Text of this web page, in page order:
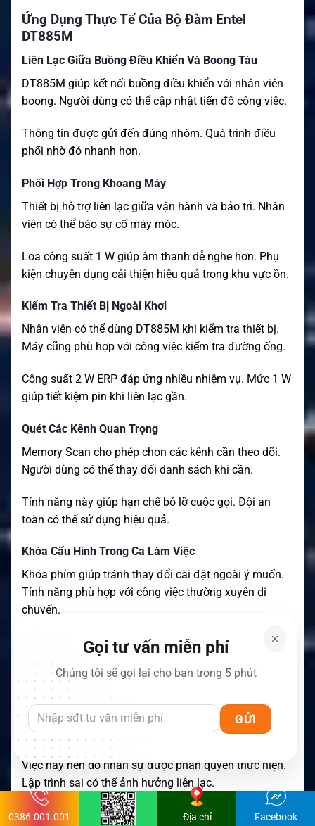
Ứng Dụng Thực Tế Của Bộ Đàm Entel
DT885M
Liên Lạc Giữa Buồng Điều Khiển Và Boong Tàu
DT885M giúp kết nối buồng điều khiển với nhân viên
boong. Người dùng có thể cập nhật tiến độ công việc.
Thông tin được gửi đến đúng nhóm. Quá trình điều
phối nhờ đó nhanh hơn.
Phối Hợp Trong Khoang Máy
Thiết bị hỗ trợ liên lạc giữa vận hành và bảo trì. Nhân
viên có thể báo sự cố máy móc.
Loa công suất 1 W giúp âm thanh dễ nghe hơn. Phụ
kiện chuyên dụng cải thiện hiệu quả trong khu vực ồn.
Kiểm Tra Thiết Bị Ngoài Khơi
Nhân viên có thể dùng DT885M khi kiểm tra thiết bị.
Máy cũng phù hợp với công việc kiểm tra đường ống.
Công suất 2 W ERP đáp ứng nhiều nhiệm vụ. Mức 1 W
giúp tiết kiệm pin khi liên lạc gần.
Quét Các Kênh Quan Trọng
Memory Scan cho phép chọn các kênh cần theo dõi.
Người dùng có thể thay đổi danh sách khi cần.
Tính năng này giúp hạn chế bỏ lỡ cuộc gọi. Đội an
toàn có thể sử dụng hiệu quả.
Khóa Cấu Hình Trong Ca Làm Việc
Khóa phím giúp tránh thay đổi cài đặt ngoài ý muốn.
Tính năng phù hợp với công việc thường xuyên di
chuyển.
Ba nút lập trình hỗ trợ thao tác nhanh. Người dùng
không phải truy cập nhiều menu.
Lập Trình Lại Ngay Trên Tàu
Entel hỗ trợ giải pháp lập trình lại thiết bị. Tệp cấu hình
có thể được nạp ngay trên tàu.
Việc này nên do nhân sự được phân quyền thực hiện.
Lập trình sai có thể ảnh hưởng liên lạc.
Quy định tần số cũng phải được tuân thủ. Chế độ
Gọi tư vấn miễn phí
Chúng tôi sẽ gọi lại cho bạn trong 5 phút
0386.001.001 Địa chỉ Facebook